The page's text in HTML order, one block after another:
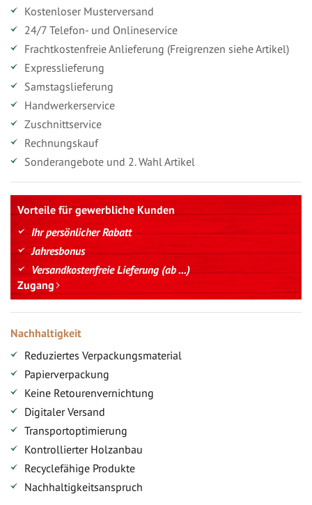
Kostenloser Musterversand
24/7 Telefon- und Onlineservice
Frachtkostenfreie Anlieferung (Freigrenzen siehe Artikel)
Expresslieferung
Samstagslieferung
Handwerkerservice
Zuschnittservice
Rechnungskauf
Sonderangebote und 2. Wahl Artikel
Vorteile für gewerbliche Kunden
Ihr persönlicher Rabatt
Jahresbonus
Versandkostenfreie Lieferung (ab ...)
Zugang
Nachhaltigkeit
Reduziertes Verpackungsmaterial
Papierverpackung
Keine Retourenvernichtung
Digitaler Versand
Transportoptimierung
Kontrollierter Holzanbau
Recyclefähige Produkte
Nachhaltigkeitsanspruch